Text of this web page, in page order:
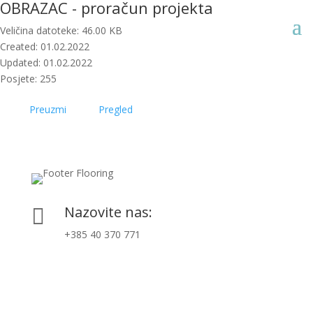
OBRAZAC - proračun projekta
Veličina datoteke: 46.00 KB
Created: 01.02.2022
Updated: 01.02.2022
Posjete: 255
Preuzmi Pregled
 Nazovite nas:
+385 40 370 771